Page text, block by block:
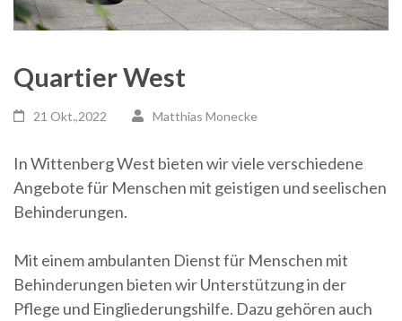
Quartier West
21 Okt.,2022 Matthias Monecke
In Wittenberg West bieten wir viele verschiedene
Angebote für Menschen mit geistigen und seelischen
Behinderungen.
Mit einem ambulanten Dienst für Menschen mit
Behinderungen bieten wir Unterstützung in der
Pflege und Eingliederungshilfe. Dazu gehören auch